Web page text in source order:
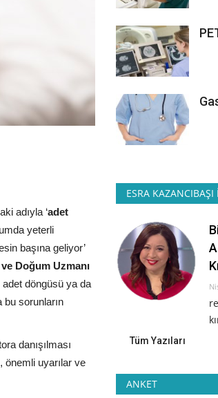
adıyla ‘adet
yeterli
başına geliyor’
Doğum Uzmanı
döngüsü ya da
bu sorunların
danışılması
önemli uyarılar ve
ESRA KAZANCIBAŞI
Tüm Yazıları
ANKET